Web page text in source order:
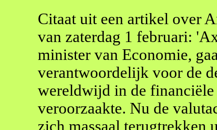
Citaat uit een artikel over
van zaterdag 1 februari:
minister van Economie,
verantwoordelijk voor de
wereldwijd in de
veroorzaakte. Nu de
zich massaal terugtrekken